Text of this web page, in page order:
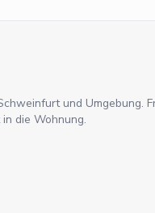
und Umgebung.
die Wohnung.